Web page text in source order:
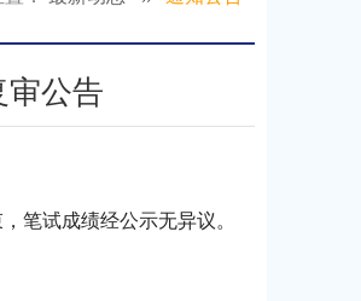
审公告
笔试成绩经公示无异议。